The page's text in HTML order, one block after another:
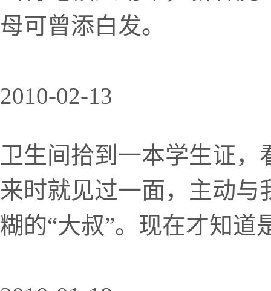
母可曾添白发。
2010-02-13
卫生间拾到一本学生证
来时就见过一面，主动
糊的“大叔”。现在才知